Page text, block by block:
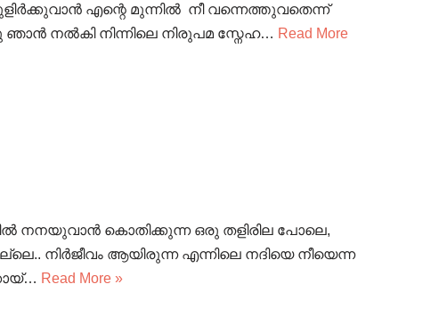
എന്റെ മുന്നിൽ നീ വന്നെത്തുവതെന്ന്
നൽകി നിന്നിലെ നിരുപമ സ്നേഹ… Read More
നനയുവാൻ കൊതിക്കുന്ന ഒരു തളിരില പോലെ,
നിർജീവം ആയിരുന്ന എന്നിലെ നദിയെ നീയെന്ന
Read More »